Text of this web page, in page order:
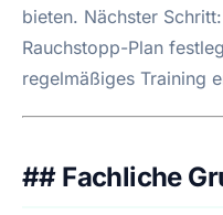
bieten. Nächster
Rauchstopp-Plan
regelmäßiges Training
## Fachliche